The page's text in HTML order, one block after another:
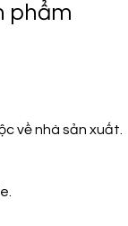
phẩm
về nhà sản xuất.